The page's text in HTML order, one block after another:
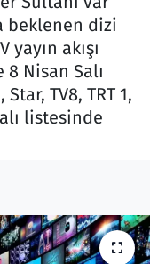
beklenen dizi
akışı
8 Nisan Salı
TV8, TRT 1,
listesinde